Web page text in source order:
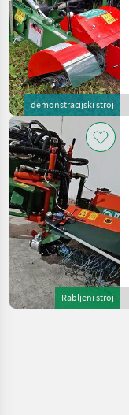
demonstracijski stroj
Rabljeni stroj